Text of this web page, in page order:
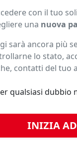
più basso?
con il tuo
una nuova
sarà ancora più
lo stato,
contatti del tuo
qualsiasi dubbio
INIZIA AD